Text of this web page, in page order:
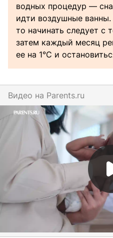
водных процедур —
идти воздушные ванны.
то начинать следует с
затем каждый месяц
ее на 1°С и
Видео на parents.ru